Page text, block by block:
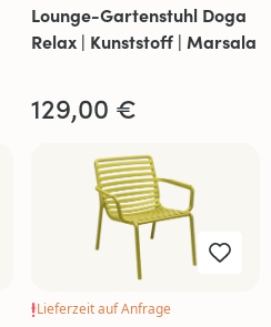
Lounge-Gartenstuhl Doga
Relax | Kunststoff | Marsala
129,00 €
Lieferzeit auf Anfrage